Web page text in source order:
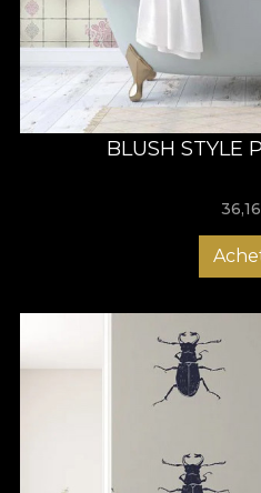
BLUSH STYLE
36,16